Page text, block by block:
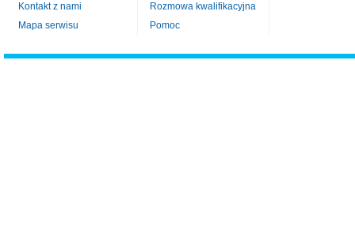
Kontakt z nami
Mapa serwisu
Rozmowa kwalifikacyjna
Pomoc